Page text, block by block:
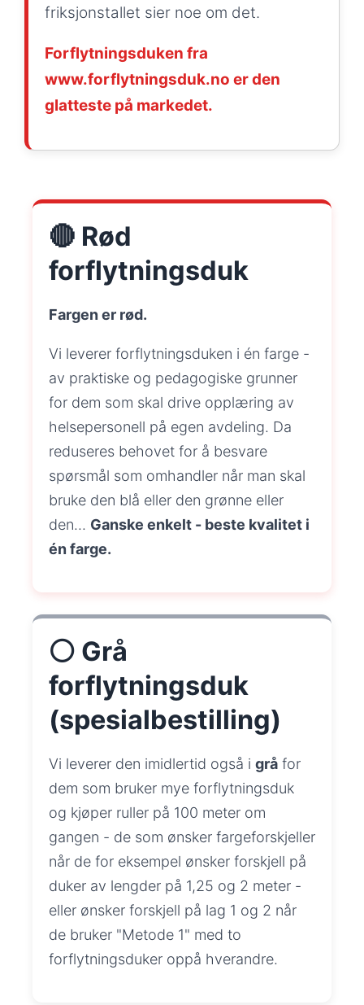
friksjonstallet sier noe om det.
Forflytningsduken fra
www.forflytningsduk.no er den
glatteste på markedet.
🔴 Rød
forflytningsduk
Fargen er rød.
Vi leverer forflytningsduken i én farge -
av praktiske og pedagogiske grunner
for dem som skal drive opplæring av
helsepersonell på egen avdeling. Da
reduseres behovet for å besvare
spørsmål som omhandler når man skal
bruke den blå eller den grønne eller
den... Ganske enkelt - beste kvalitet i
én farge.
⚪ Grå
forflytningsduk
(spesialbestilling)
Vi leverer den imidlertid også i grå for
dem som bruker mye forflytningsduk
og kjøper ruller på 100 meter om
gangen - de som ønsker fargeforskjeller
når de for eksempel ønsker forskjell på
duker av lengder på 1,25 og 2 meter -
eller ønsker forskjell på lag 1 og 2 når
de bruker "Metode 1" med to
forflytningsduker oppå hverandre.